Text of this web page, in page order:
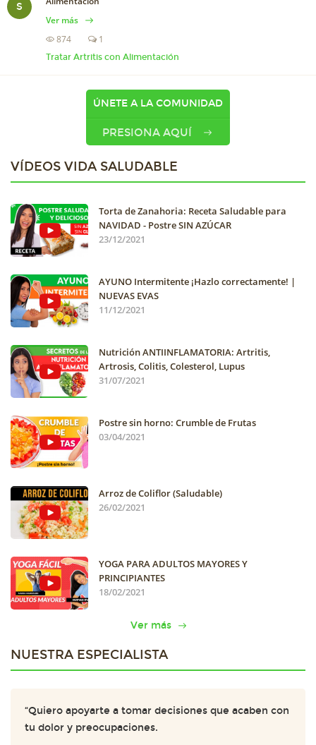
S
Ver más
874
1
Tratar Artritis con Alimentación
ÚNETE A LA COMUNIDAD
PRESIONA AQUÍ
VÍDEOS VIDA SALUDABLE
Torta de Zanahoria: Receta Saludable para
NAVIDAD - Postre SIN AZÚCAR
23/12/2021
AYUNO Intermitente ¡Hazlo correctamente! |
NUEVAS EVAS
11/12/2021
Nutrición ANTIINFLAMATORIA: Artritis,
Artrosis, Colitis, Colesterol, Lupus
31/07/2021
Postre sin horno: Crumble de Frutas
03/04/2021
Arroz de Coliflor (Saludable)
26/02/2021
YOGA PARA ADULTOS MAYORES Y
PRINCIPIANTES
18/02/2021
Ver más
NUESTRA ESPECIALISTA
“Quiero apoyarte a tomar decisiones que acaben con
tu dolor y preocupaciones.